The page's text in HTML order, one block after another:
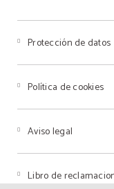
Protección de datos
Política de cookies
Aviso legal
Libro de